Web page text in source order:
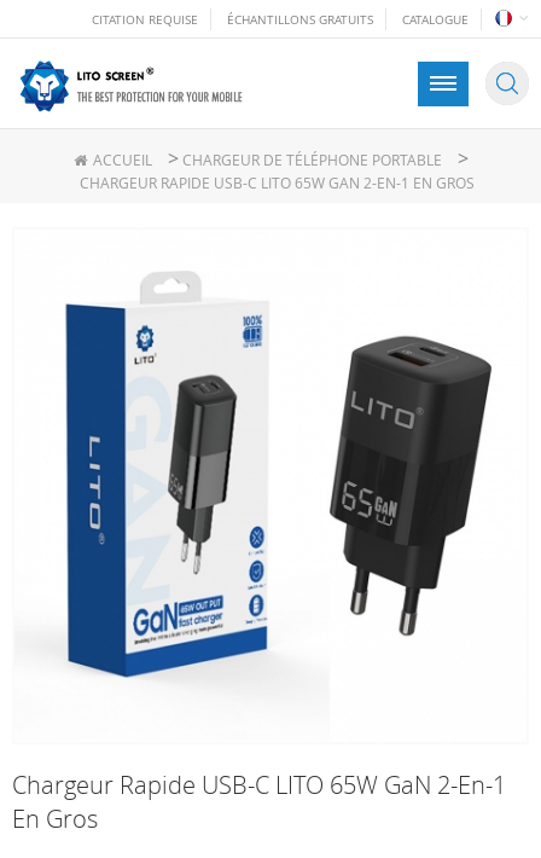
CITATION REQUISE ÉCHANTILLONS GRATUITS CATALOGUE
ACCUEIL > CHARGEUR DE TÉLÉPHONE PORTABLE >
CHARGEUR RAPIDE USB-C LITO 65W GAN 2-EN-1 EN GROS
Chargeur Rapide USB-C LITO 65W GaN 2-En-1
En Gros